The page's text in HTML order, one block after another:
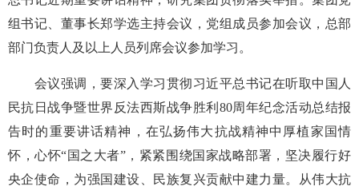
组书记、董事长郑学选主持会议，党组成员参加会议，总部
部门负责人及以上人员列席会议参加学习。
会议强调，要深入学习贯彻习近平总书记在听取中国人
民抗日战争暨世界反法西斯战争胜利80周年纪念活动总结报
告时的重要讲话精神，在弘扬伟大抗战精神中厚植家国情
怀，心怀“国之大者”，紧紧围绕国家战略部署，坚决履行好
央企使命，为强国建设、民族复兴贡献中建力量。从伟大抗